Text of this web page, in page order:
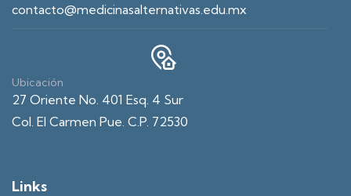
contacto@medicinasalternativas.edu.mx
Ubicación
27 Oriente No. 401 Esq. 4 Sur
Col. El Carmen Pue. C.P. 72530
Links